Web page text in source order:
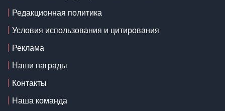
Редакционная политика
Условия использования и цитирования
Реклама
Наши награды
Контакты
Наша команда